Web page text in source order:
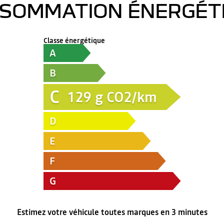
Classe énergétique
A
B
C 129 g CO2/km
D
E
F
G
Estimez votre véhicule toutes marques en 3 minutes